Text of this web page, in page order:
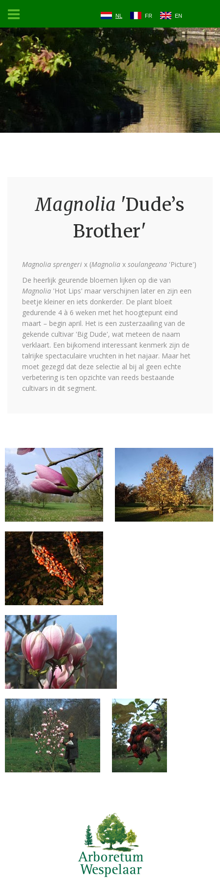
NL FR EN
Magnolia 'Dude’s
Brother'
Magnolia sprengeri x (Magnolia x soulangeana 'Picture')
De heerlijk geurende bloemen lijken op die van
Magnolia 'Hot Lips' maar verschijnen later en zijn een
beetje kleiner en iets donkerder. De plant bloeit
gedurende 4 à 6 weken met het hoogtepunt eind
maart – begin april. Het is een zusterzaailing van de
gekende cultivar 'Big Dude', wat meteen de naam
verklaart. Een bijkomend interessant kenmerk zijn de
talrijke spectaculaire vruchten in het najaar. Maar het
moet gezegd dat deze selectie al bij al geen echte
verbetering is ten opzichte van reeds bestaande
cultivars in dit segment.